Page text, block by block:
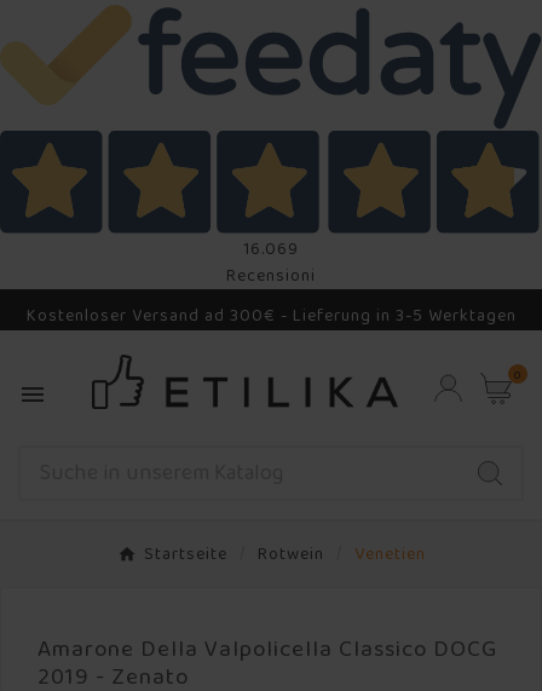
16.069
Recensioni
Kostenloser Versand ad 300€ - Lieferung in 3-5 Werktagen

0
Startseite Rotwein Venetien
Amarone Della Valpolicella Classico DOCG
2019 - Zenato